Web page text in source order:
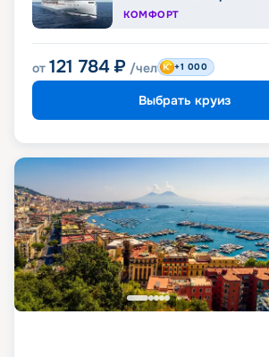
КОМФОРТ
от 121 784 ₽ /чел +1 000
Выбрать круиз